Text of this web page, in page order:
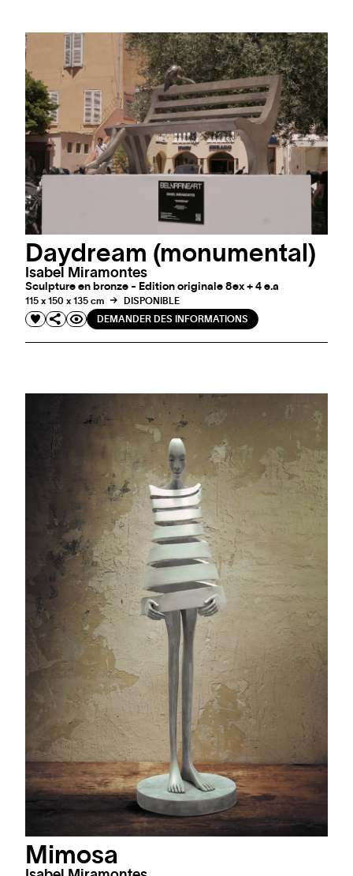
Daydream (monumental)
Isabel Miramontes
Sculpture en bronze - Edition originale 8ex + 4 e.a
115 x 150 x 135 cm
DISPONIBLE
DEMANDER DES INFORMATIONS
Mimosa